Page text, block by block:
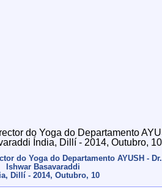
do Yoga do Departamento AYUSH - Dr.
Ishwar Basavaraddi
Dillí - 2014, Outubro, 10